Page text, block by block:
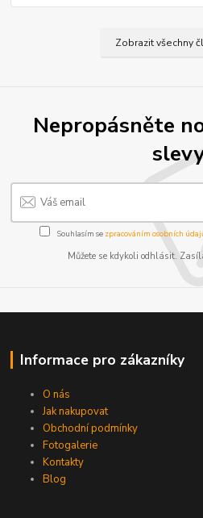
Zobrazit všechny
Nepropásněte
Souhlasím se zpracováním osobních
Můžete se kdykoli odhlásit.
Informace pro zákazníky
O nás
Jak nakupovat
Obchodní podmínky
Fotogalerie
Kontakty
Blog